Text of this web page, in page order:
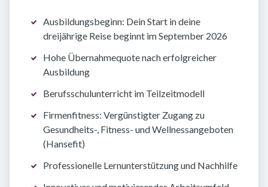
Ausbildungsbeginn: Dein Start in deine
dreijährige Reise beginnt im September 2026
Hohe Übernahmequote nach erfolgreicher
Ausbildung
Berufsschulunterricht im Teilzeitmodell
Firmenfitness: Vergünstigter Zugang zu
Gesundheits-, Fitness- und Wellnessangeboten
(Hansefit)
Professionelle Lernunterstützung und Nachhilfe